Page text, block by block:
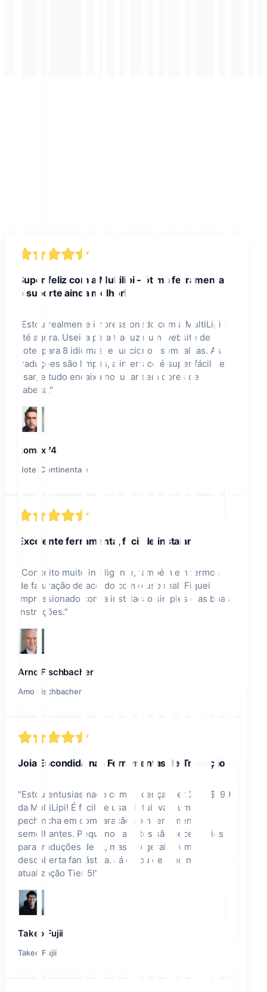
Super feliz com a Multilipi – ótima ferramenta
e suporte ainda melhor!
Estou realmente impressionado com a MultiLipi
até agora. Usei-a para traduzir um website de
hotel para 8 idiomas, e funcionou sem falhas. As
traduções são limpas, a interface é super fácil de
usar, e tudo encaixa no lugar sem dores de
cabeça."
komax74
Hotel Continentale
Excelente ferramenta, fácil de instalar.
Conceito muito inteligente, também em termos
de faturação de acordo com o uso real. Fiquei
impressionado com a instalação simples e as boas
instruções."
Arno Fischbacher
Amo Fischbacher
Joia Escondida nas Ferramentas de Tradução
"Estou entusiasmado com a licença Tier 3 de $199
da MultiLipi! É fácil de usar, intuitiva e uma
pechincha em comparação com ferramentas
semelhantes. Pequenos ajustes são necessários
para traduções de IA, mas, no geral, é uma
descoberta fantástica. Já estou de olho na
atualização Tier 5!"
Takeo Fujii
Takeo Fujii